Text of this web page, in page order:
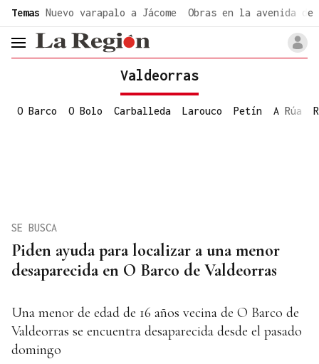
Temas Nuevo varapalo a Jácome Obras en la avenida de
header.menu.open
Valdeorras
O Barco O Bolo Carballeda Larouco Petín A Rúa
Piden ayuda para localizar a una menor
desaparecida en O Barco de Valdeorras
SE BUSCA
Una menor de edad de 16 años vecina de O Barco de
Valdeorras se encuentra desaparecida desde el pasado
domingo